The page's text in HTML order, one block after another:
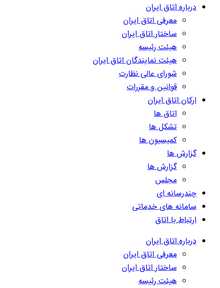
درباره اتاق ایران
معرفی اتاق ایران
ساختار اتاق ایران
هیئت رئیسه
هیئت نمایندگان اتاق ایران
شورای عالی نظارت
قوانین و مقررات
ارکان اتاق ایران
اتاق ها
تشکل ها
کمیسیون ها
گزارش ها
گزارش ها
مجلس
چندرسانه ای
سامانه های خدماتی
ارتباط با اتاق
درباره اتاق ایران
معرفی اتاق ایران
ساختار اتاق ایران
هیئت رئیسه